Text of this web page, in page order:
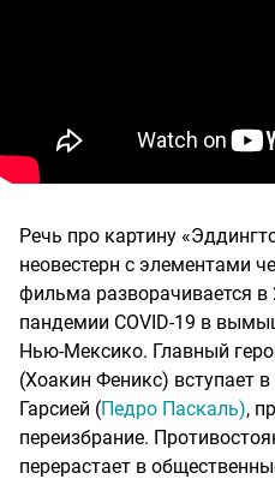
Речь про картину
неовестерн с элементами
фильма разворачивается в
пандемии COVID-19 в
Нью-Мексико. Главный
(Хоакин Феникс) вступает
Гарсией (Педро Паскаль),
переизбрание.
перерастает в